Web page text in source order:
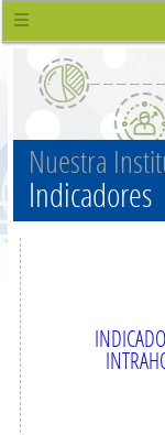
Nuestra
Indicadores